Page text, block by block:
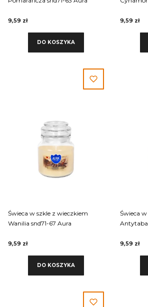
9,59 zł
DO KOSZYKA
9,59 zł
Świeca w szkle z wieczkiem
Wanilia snd71-67 Aura
9,59 zł
DO KOSZYKA
Świeca
9,59 zł